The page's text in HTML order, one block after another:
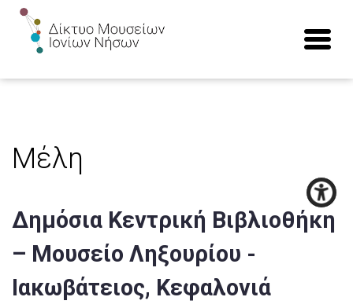
Μέλη
Δημόσια Κεντρική Βιβλιοθήκη
– Μουσείο Ληξουρίου -
Ιακωβάτειος, Κεφαλονιά